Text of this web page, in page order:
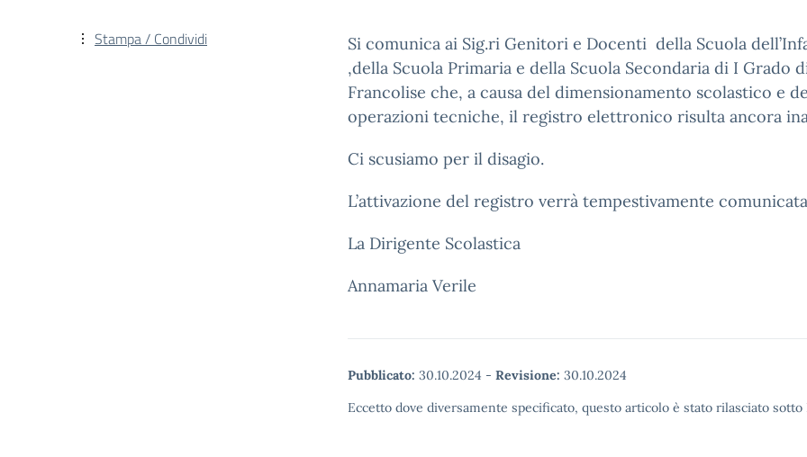
Si comunica ai Sig.ri Genitori e Docenti della Scuola
,della Scuola Primaria e della Scuola Secondaria di I Grado
Francolise che, a causa del dimensionamento scolastico e
operazioni tecniche, il registro elettronico risulta ancora
Ci scusiamo per il disagio.
L’attivazione del registro verrà tempestivamente
La Dirigente Scolastica
Annamaria Verile
Pubblicato: 30.10.2024 - Revisione: 30.10.2024
Eccetto dove diversamente specificato, questo articolo è stato rilasciato
Stampa / Condividi